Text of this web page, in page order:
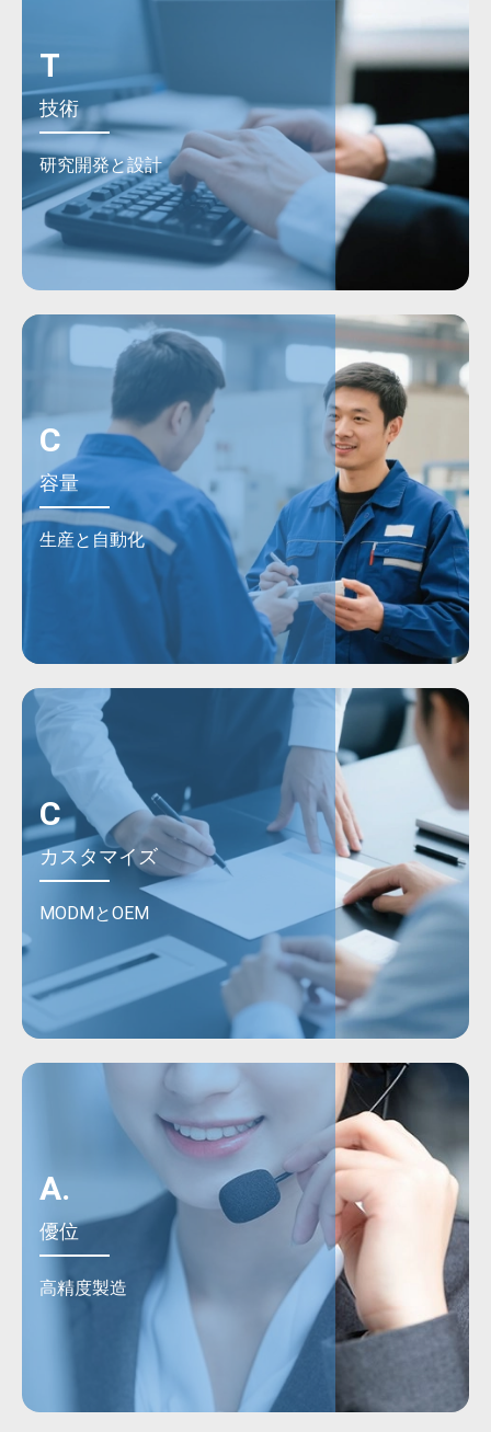
T
技術
研究開発と設計
C
容量
生産と自動化
C
カスタマイズ
MODMとOEM
A.
優位
高精度製造